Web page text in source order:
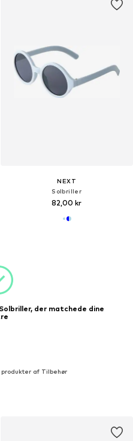
NEXT
Solbriller
82,00 kr
der matchede dine
af Tilbehør